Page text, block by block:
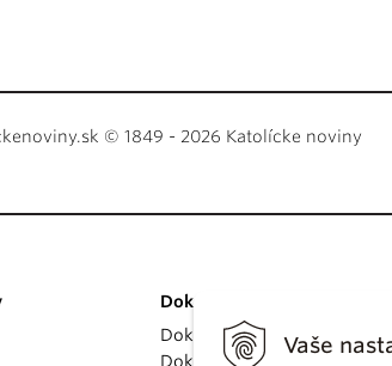
Vaše
© 1849 - 2026 Katolícke noviny
Dokumenty
Dokumenty pápežov
Dokumenty vatikánskych